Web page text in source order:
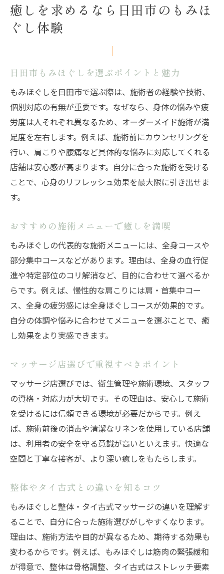
癒しを求めるなら日田市のもみほ
ぐし体験
日田市もみほぐしを選ぶポイントと魅力
もみほぐしを日田市で選ぶ際は、施術者の経験や技術、
個別対応の有無が重要です。なぜなら、身体の悩みや疲
労度は人それぞれ異なるため、オーダーメイド施術が満
足度を左右します。例えば、施術前にカウンセリングを
行い、肩こりや腰痛など具体的な悩みに対応してくれる
店舗は安心感が高まります。自分に合った施術を受ける
ことで、心身のリフレッシュ効果を最大限に引き出せま
す。
おすすめの施術メニューで癒しを満喫
もみほぐしの代表的な施術メニューには、全身コースや
部分集中コースなどがあります。理由は、全身の血行促
進や特定部位のコリ解消など、目的に合わせて選べるか
らです。例えば、慢性的な肩こりには肩・首集中コー
ス、全身の疲労感には全身ほぐしコースが効果的です。
自分の体調や悩みに合わせてメニューを選ぶことで、癒
し効果をより実感できます。
マッサージ店選びで重視すべきポイント
マッサージ店選びでは、衛生管理や施術環境、スタッフ
の資格・対応力が大切です。その理由は、安心して施術
を受けるには信頼できる環境が必要だからです。例え
ば、施術前後の消毒や清潔なリネンを使用している店舗
は、利用者の安全を守る意識が高いといえます。快適な
空間と丁寧な接客が、より深い癒しをもたらします。
整体やタイ古式との違いを知るコツ
もみほぐしと整体・タイ古式マッサージの違いを理解す
ることで、自分に合った施術選びがしやすくなります。
理由は、施術方法や目的が異なるため、期待する効果も
変わるからです。例えば、もみほぐしは筋肉の緊張緩和
が得意で、整体は骨格調整、タイ古式はストレッチ要素